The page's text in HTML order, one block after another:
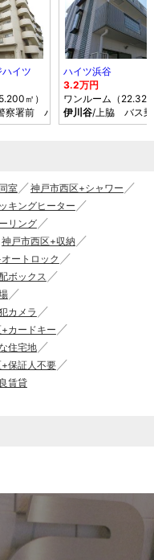
イツ
㎡）
察署前 バス乗車時間6分 停歩
ハイツ浜谷
3.2万円
ワンルーム（
伊川谷/上脇 バス
室
神戸市西区+シャワー
キングヒーター
リング
神戸市西区+収納
ートロック
ボックス
カメラ
カードキー
住宅地
保証人不要
賃貸